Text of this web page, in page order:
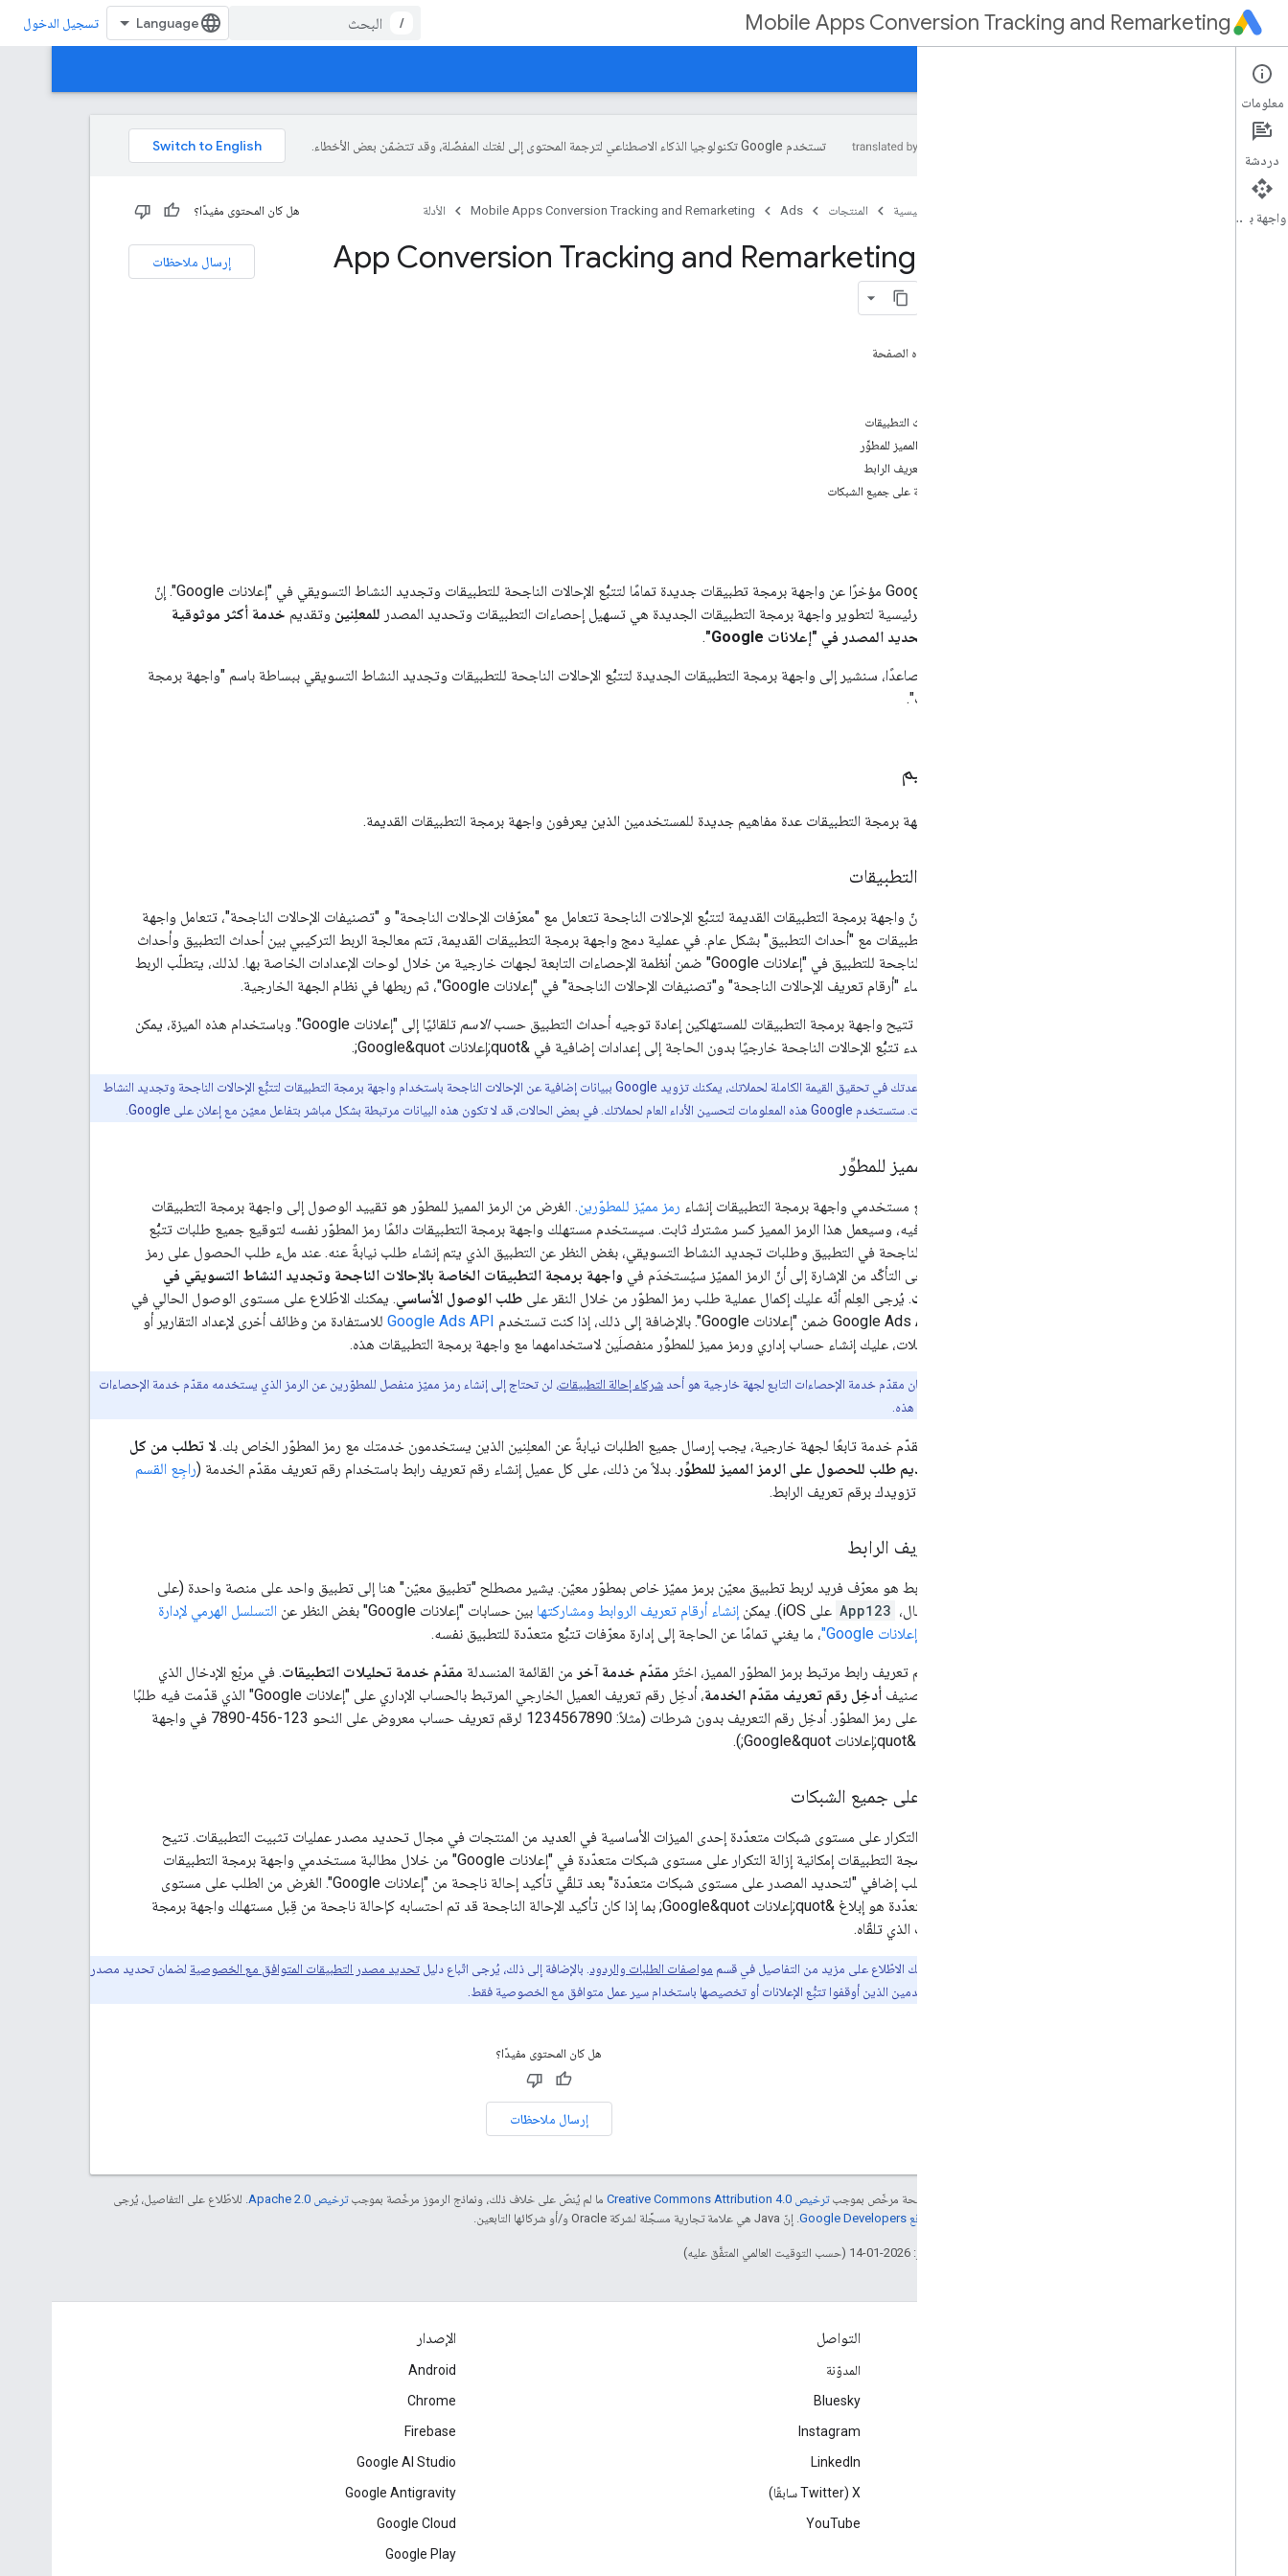
Mobile Apps Conversion Tracking and Remarketing
/ تسجيل الدخول
الدمج من خادم إلى خادم
تتبُّع الإحالات الناجحة وتجديد النشاط التسويقي
تستخدم Google تكنولوجيا الذكاء الاصطناعي لترجمة المحتوى إلى لغتك المفضّلة، وقد تتضمّن بعض الأخطاء.
الصفحة الرئيسية المنتجات Ads
Mobile Apps Conversion Tracking and Remarketing الأدلة هل كان المحتوى مفيدًا؟
إرسال ملاحظات App Conversion Tracking and Remarketing API
على هذه الصفحة
أحداث التطبيقات
الرمز المميز للمطوِّر
رقم تعريف الرابط
الإحالة على جميع الشبكات
أعلنت Google مؤخرًا عن واجهة برمجة تطبيقات جديدة تمامًا لتتبُّع الإحالات الناجحة للتطبيقات وتجديد النشاط التسويقي في "إعلانات Google". إنّ
الأسباب الرئيسية لتطوير واجهة برمجة التطبيقات الجديدة هي تسهيل إحصاءات التطبيقات وتحديد المصدر للمعلِنين وتقديم خدمة أكثر موثوقية
لشركاء تحديد المصدر في "إعلانات Google"
.
من الآن فصاعدًا، سنشير إلى واجهة برمجة التطبيقات الجديدة لتتبُّع الإحالات الناجحة للتطبيقات وتجديد النشاط التسويقي ببساطة باسم "واجهة برمجة
التطبيقات".
المفاهيم
تقدّم واجهة برمجة التطبيقات عدة مفاهيم جديدة للمستخدمين الذين يعرفون واجهة برمجة التطبيقات القديمة.
أحداث التطبيقات
في حين أنّ واجهة برمجة التطبيقات القديمة لتتبُّع الإحالات الناجحة تتعامل مع "معرّفات الإحالات الناجحة" و "تصنيفات الإحالات الناجحة"، تتعامل واجهة
برمجة التطبيقات مع "أحداث التطبيق" بشكل عام. في عملية دمج واجهة برمجة التطبيقات القديمة، تتم معالجة الربط التركيبي بين أحداث التطبيق وأحداث
الإحالات الناجحة للتطبيق في "إعلانات Google" ضمن أنظمة الإحصاءات التابعة لجهات خارجية من خلال لوحات الإعدادات الخاصة بها. لذلك، يتطلّب الربط
القديم إنشاء "أرقام تعريف الإحالات الناجحة" و"تصنيفات الإحالات الناجحة" في "إعلانات Google"، ثم ربطها في نظام الجهة الخارجية.
ومع ذلك، تتيح واجهة برمجة التطبيقات للمستهلكين إعادة توجيه أحداث التطبيق حسبالاسم
تلقائيًا إلى "إعلانات Google". وباستخدام هذه الميزة، يمكن
للمعلِنين بدء تتبُّع الإحالات الناجحة خارجيًا بدون الحاجة إلى إعدادات إضافية في &quot;إعلانات Google&quot;.
لمساعدتك في تحقيق القيمة الكاملة لحملاتك، يمكنك تزويد Google ببيانات إضافية عن الإحالات الناجحة باستخدام واجهة برمجة التطبيقات لتتبُّع الإحالات الناجحة وتجديد النشاط
التسويقي للتطبيقات. ستستخدم Google هذه المعلومات لتحسين الأداء العام لحملاتك. في بعض الحالات، قد لا تكون هذه البيانات مرتبطة بشكل مباشر بتفاعل معيّن مع إعلان على Google.
الرمز المميز للمطوِّر
على جميع مستخدمي واجهة برمجة التطبيقات إنشاء رمز مميّز للمطوّرين. الغرض من الرمز المميز للمطوّر هو تقييد الوصول إلى واجهة برمجة التطبيقات
والتحكّم فيه، وسيعمل هذا الرمز المميز كسر مشترك ثابت. سيستخدم مستهلك واجهة برمجة التطبيقات دائمًا رمز المطوّر نفسه لتوقيع جميع طلبات تتبُّع
الإحالات الناجحة في التطبيق وطلبات تجديد النشاط التسويقي، بغض النظر عن التطبيق الذي يتم إنشاء طلب نيابةً عنه. عند ملء طلب الحصول على رمز
مميّز، يُرجى التأكّد من الإشارة إلى أنّ الرمز المميّز سيُستخدَم في واجهة برمجة التطبيقات الخاصة بالإحالات الناجحة وتجديد النشاط التسويقي في
التطبيقات. يُرجى العِلم أنّه عليك إكمال عملية طلب رمز المطوّر من خلال النقر على طلب الوصول الأساسي. يمكنك الاطّلاع على مستوى الوصول الحالي في
Google Ads API للاستفادة من وظائف أخرى لإعداد التقارير أو
إدارة الحملات، عليك إنشاء حساب إداري ورمز مميز للمطوِّر منفصلَين لاستخدامهما مع واجهة برمجة التطبيقات هذه.
إذا كان مقدّم خدمة الإحصاءات التابع لجهة خارجية هو أحد شركاء إحالة التطبيقات، لن تحتاج إلى إنشاء رمز مميّز منفصل للمطوّرين عن الرمز الذي يستخدمه مقدّم خدمة الإحصاءات
لإجراء عملية الدمج هذه.
إذا كنت مقدّم خدمة تابعًا لجهة خارجية، يجب إرسال جميع الطلبات نيابةً عن المعلِنين الذين يستخدمون خدمتك مع رمز المطوّر الخاص بك.لا تطلب من كل
عميل تقديم طلب للحصول على الرمز المميز للمطوِّر . بدلاً من ذلك، على كل عميل إنشاء رقم تعريف رابط باستخدام رقم تعريف مقدّم الخدمة (راجِع القسم
)، ثم تزويدك برقم تعريف الرابط.
رقم تعريف الرابط
معرّف الرابط هو معرّف فريد لربط تطبيق معيّن برمز مميّز خاص بمطوّر معيّن. يشير مصطلح "تطبيق معيّن" هنا إلى تطبيق واحد على منصة واحدة (على
سبيل المثال، App123 على iOS). يمكن إنشاء أرقام تعريف الروابط ومشاركتها بين حسابات "إعلانات Google" بغض النظر عن
التسلسل الهرمي لإدارة
حسابات "إعلانات Google"
، ما يغني تمامًا عن الحاجة إلى إدارة معرّفات تتبُّع متعدّدة للتطبيق نفسه.
لإنشاء رقم تعريف رابط مرتبط برمز المطوّر المميز، اختَر مقدّم خدمة آخر من القائمة المنسدلة مقدّم خدمة تحليلات التطبيقات. في مربّع الإدخال الذي
يحمل التصنيف أدخِل رقم تعريف مقدّم الخدمة
، أدخِل رقم تعريف العميل الخارجي المرتبط بالحساب الإداري على "إعلانات Google" الذي قدّمت فيه طلبًا
للحصول على رمز المطوّر. أدخِل رقم التعريف بدون شرطات (مثلاً: ‫1234567890 لرقم تعريف حساب معروض على النحو 123-456-7890 في واجهة
مستخدم &quot;إعلانات Google&quot;).
الإحالة على جميع الشبكات
تُعدّ إزالة التكرار على مستوى شبكات متعدّدة إحدى الميزات الأساسية في العديد من المنتجات في مجال تحديد مصدر عمليات تثبيت التطبيقات. تتيح
واجهة برمجة التطبيقات إمكانية إزالة التكرار على مستوى شبكات متعدّدة في "إعلانات Google" من خلال مطالبة مستخدمي واجهة برمجة التطبيقات
بإرسال طلب إضافي "لتحديد المصدر على مستوى شبكات متعدّدة" بعد تلقّي تأكيد إحالة ناجحة من "إعلانات Google". الغرض من الطلب على مستوى
شبكات متعدّدة هو إبلاغ &quot;إعلانات Google&quot; بما إذا كان تأكيد الإحالة الناجحة قد تم احتسابه كإحالة ناجحة من قِبل مستهلك واجهة برمجة
التطبيقات الذي تلقّاه.
يمكنك الاطّلاع على مزيد من التفاصيل في قسم مواصفات الطلبات والردود . بالإضافة إلى ذلك، يُرجى اتّباع دليل تحديد مصدر التطبيقات المتوافق مع الخصوصية لضمان تحديد مصدر
النقرات من المستخدمين الذين أوقفوا تتبُّع الإعلانات أو تخصيصها باستخدام سير عمل متوافق مع الخصوصية فقط.
هل كان المحتوى مفيدًا؟
إرسال ملاحظات
إنّ محتوى هذه الصفحة مرخّص بموجبترخيص Creative Commons Attribution 4.0‏ ما لم يُنصّ على خلاف ذلك، ونماذج الرموز مرخّصة بموجبترخيص Apache 2.0‏
. للاطّلاع على التفاصيل، يُرجى
سياسات موقع Google Developers‏ . إنّ Java هي علامة تجارية مسجَّلة لشركة Oracle و/أو شركائها التابعين.
تاريخ التعديل الأخير: 2026-01-14 (حسب التوقيت العالمي المتفَّق عليه)
التواصل
المدوّنة
Bluesky
Instagram
LinkedIn
‫X ‏(Twitter سابقًا)
YouTube
الإصدار
Android
Chrome
Firebase
Google AI Studio
Google Antigravity
Google Cloud
Google Play
معلومات
دردشة
واجهة برمجة التطبيقات